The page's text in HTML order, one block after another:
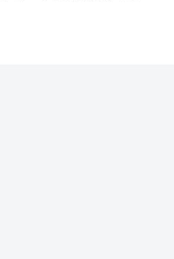
よりも時間が短縮できるのはな
2回やったので、結果的に太り
ーキがオススメです）。
アップダウンのある道路です。
ん。 ワイキキからカ
ここまではレンタカーやタクシ
ょう。入園料は1人$1で、車の
口から頂上まで
旋階段などがあり面白いです。
が見えます。また運が良ければ